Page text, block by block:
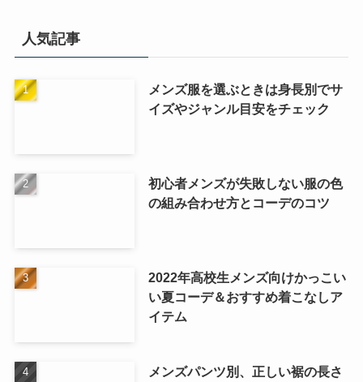
人気記事
メンズ服を選ぶときは身長別でサ
イズやジャンル目安をチェック
初心者メンズが失敗しない服の色
の組み合わせ方とコーデのコツ
2022年高校生メンズ向けかっこい
い夏コーデ＆おすすめ着こなしア
イテム
メンズパンツ別、正しい裾の長さ